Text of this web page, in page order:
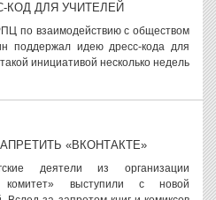
КОД ДЛЯ УЧИТЕЛЕЙ
по взаимодействию с обществом
поддержал идею дресс-кода для
инициативой несколько недель
«ВКОНТАКТЕ»
деятели из организации
комитет» выступили с новой